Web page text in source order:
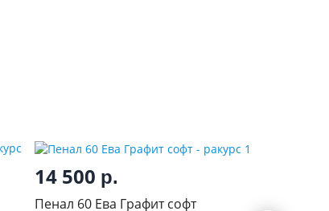
14 500 р.
Пенал 60 Ева Графит софт